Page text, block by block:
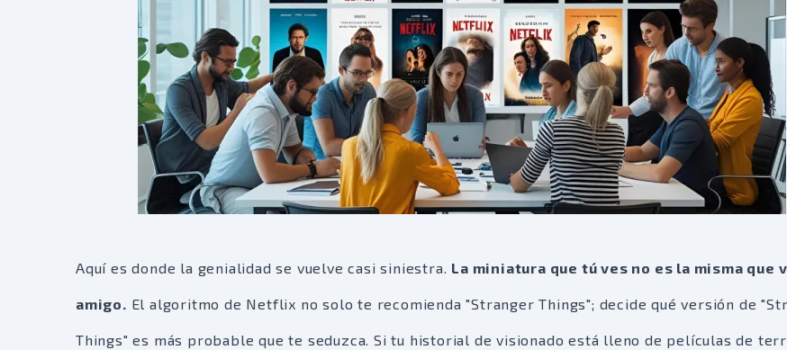
Aquí es donde la genialidad se vuelve casi siniestra. La miniatura que tú ves no es la misma que
amigo. El algoritmo de Netflix no solo te recomienda "Stranger Things"; decide qué versión de
Things" es más probable que te seduzca. Si tu historial de visionado está lleno de películas de